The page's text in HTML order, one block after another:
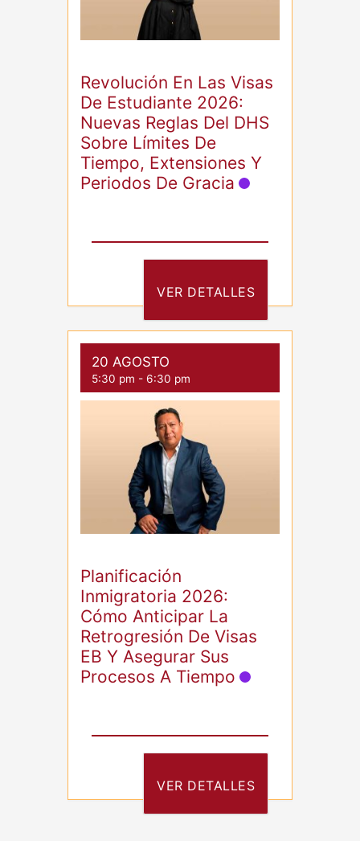
Revolución En Las Visas
De Estudiante 2026:
Nuevas Reglas Del DHS
Sobre Límites De
Tiempo, Extensiones Y
Periodos De Gracia
VER DETALLES
20 AGOSTO
5:30 pm - 6:30 pm
Planificación
Inmigratoria 2026:
Cómo Anticipar La
Retrogresión De Visas
EB Y Asegurar Sus
Procesos A Tiempo
VER DETALLES